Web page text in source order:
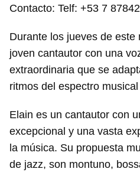
Contacto: Telf: +53 7
Durante los jueves de este
joven cantautor con una
extraordinaria que se
ritmos del espectro
Elain es un cantautor con
excepcional y una vasta
la música. Su propuesta
de jazz, son montuno,